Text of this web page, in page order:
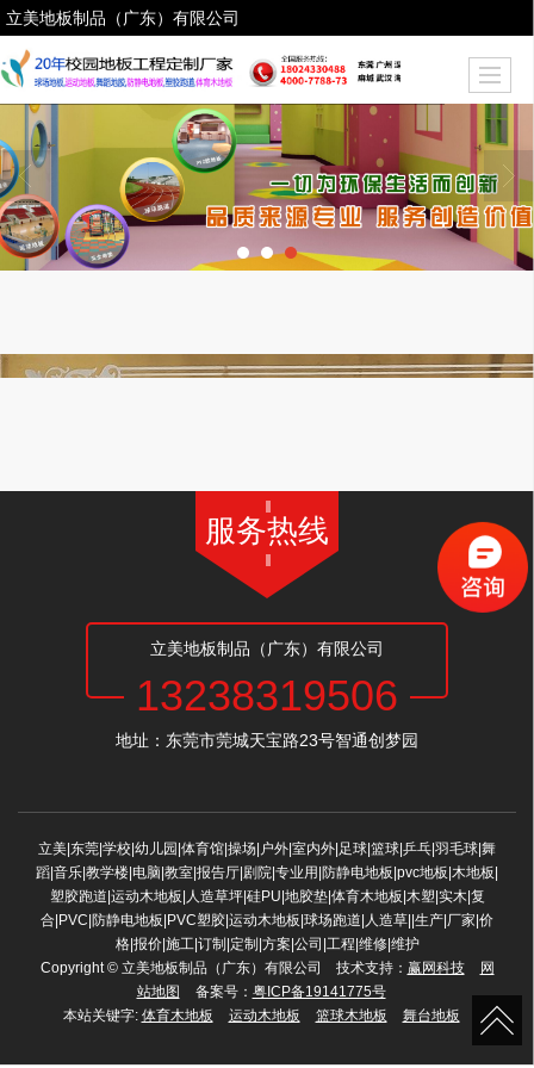
立美地板制品（广东）有限公司
服务热线
立美地板制品（广东）有限公司
13238319506
地址：东莞市莞城天宝路23号智通创梦园
立美|东莞|学校|幼儿园|体育馆|操场|户外|室内外|足球|篮球|乒乓|羽毛球|舞
蹈|音乐|教学楼|电脑|教室|报告厅|剧院|专业用|防静电地板|pvc地板|木地板|
塑胶跑道|运动木地板|人造草坪|硅PU|地胶垫|体育木地板|木塑|实木|复
合|PVC|防静电地板|PVC塑胶|运动木地板|球场跑道|人造草||生产|厂家|价
格|报价|施工|订制|定制|方案|公司|工程|维修|维护
Copyright © 立美地板制品（广东）有限公司 技术支持： 赢网科技
网
站地图
备案号： 粤ICP备19141775号
本站关键字: 体育木地板 运动木地板 篮球木地板 舞台地板